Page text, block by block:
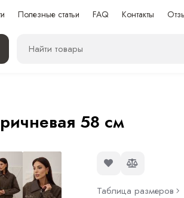
Полезные статьи FAQ Контакты
58 см
Таблица размеров